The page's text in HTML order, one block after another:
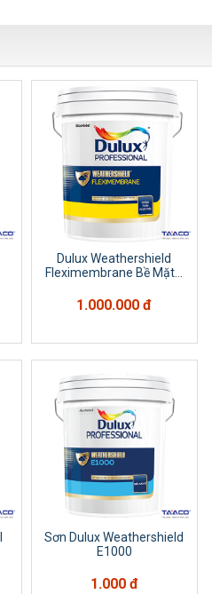
Dulux Weathershield
Fleximembrane Bề Mặt...
1.000.000 đ
Sơn Dulux Weathershield
E1000
1.000 đ